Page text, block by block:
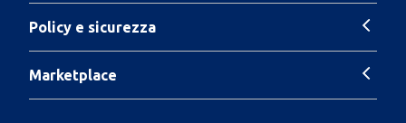
Policy e sicurezza
Marketplace